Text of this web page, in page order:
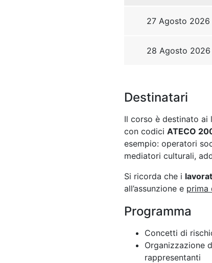
Destinatari
Il corso è destinato ai
con codici ATECO
esempio: operatori
mediatori culturali,
Si ricorda che i
all’assunzione e prima
Programma
Concetti di
Organizzazione
rappresentanti